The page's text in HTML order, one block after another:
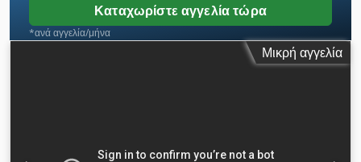
Καταχωρίστε αγγελία τώρα
*ανά αγγελία/μήνα
Μικρή αγγελία